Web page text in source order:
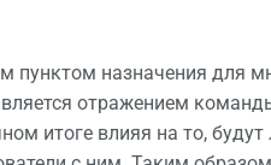
пунктом назначения для
отражением
итоге влияя на то,